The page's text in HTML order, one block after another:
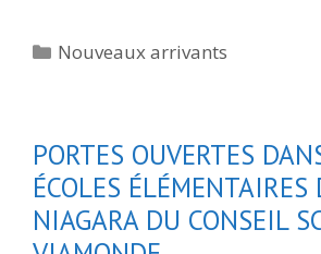
Catégories
Nouveaux arrivants
PORTES OUVERTES
ÉCOLES ÉLÉMENTAIRES
NIAGARA DU CONSEIL